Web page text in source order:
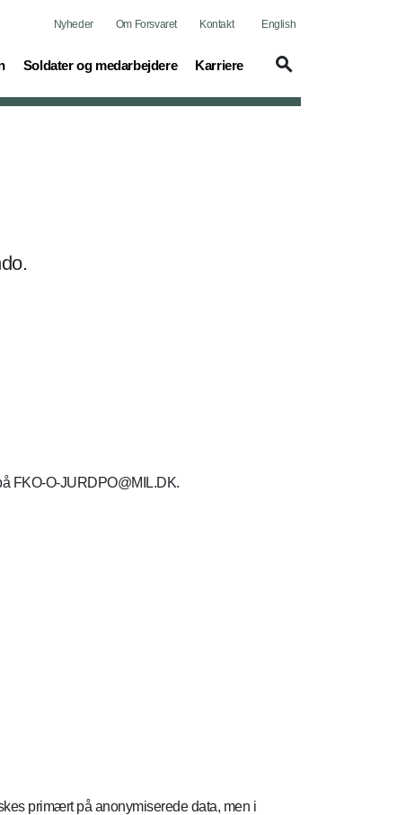
Nyheder Om Forsvaret Kontakt English
Soldater og medarbejdere
(current) Karriere
(current)
FKO-O-JURDPO@MIL.DK.
primært på anonymiserede data, men i